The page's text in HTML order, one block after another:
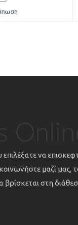
να
μαζί μας,
στη